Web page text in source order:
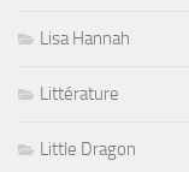
Lisa Hannah
Littérature
Little Dragon